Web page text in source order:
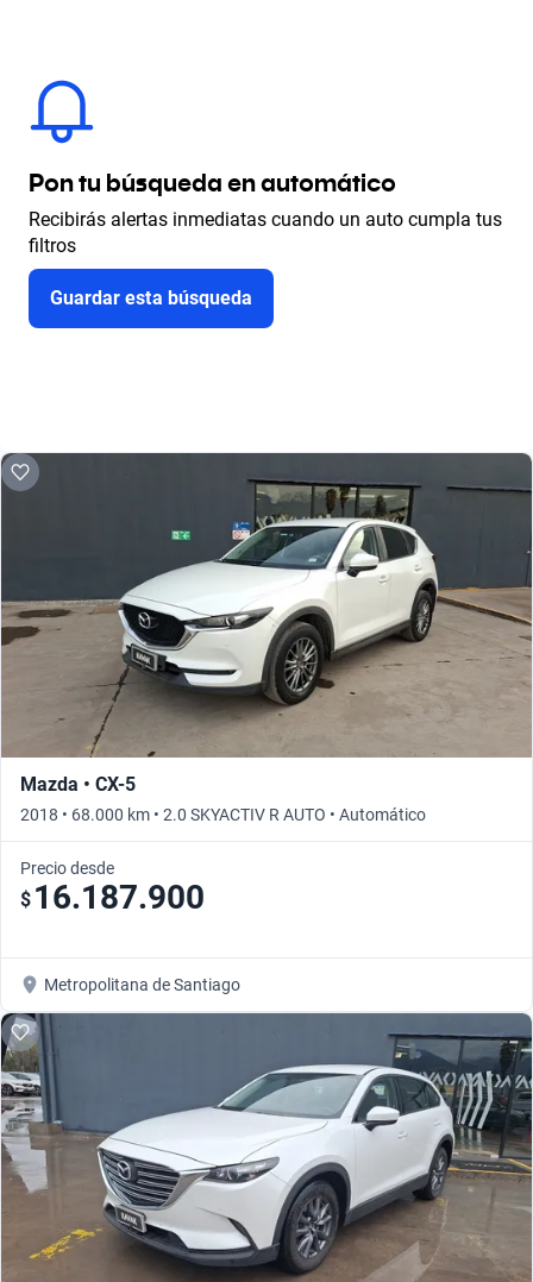
Pon tu búsqueda en automático
Recibirás alertas inmediatas cuando un auto cumpla tus
filtros
Guardar esta búsqueda
Mazda • CX-5
2018 • 68.000 km • 2.0 SKYACTIV R AUTO • Automático
Precio desde
$ 16.187.900
Metropolitana de Santiago